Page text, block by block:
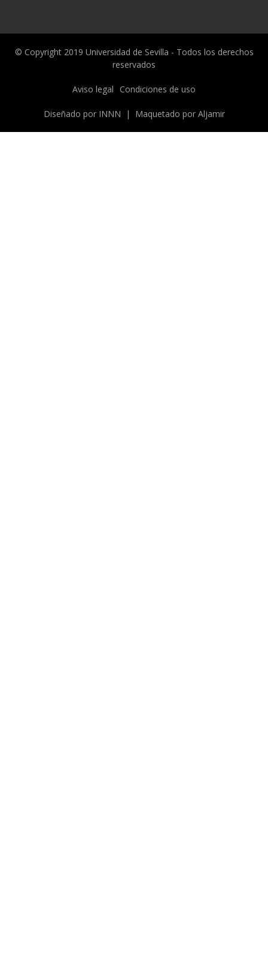
© Copyright 2019 Universidad de Sevilla - Todos los derechos
reservados
legal
Aviso legal Condiciones de uso
Diseñado por INNN | Maquetado por Aljamir